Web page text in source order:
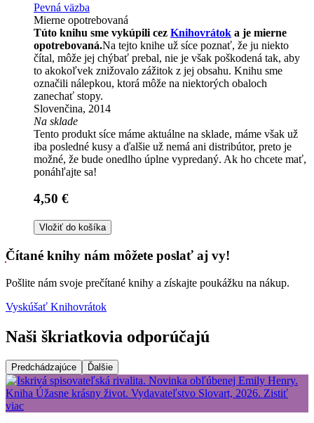
Pevná väzba
Mierne opotrebovaná
Túto knihu sme vykúpili cez Knihovrátok a je mierne
opotrebovaná.Na tejto knihe už síce poznať, že ju niekto
čítal, môže jej chýbať prebal, nie je však poškodená tak, aby
to akokoľvek znižovalo zážitok z jej obsahu. Knihu sme
označili nálepkou, ktorá môže na niektorých obaloch
zanechať stopy.
Slovenčina, 2014
Na sklade
Tento produkt síce máme aktuálne na sklade, máme však už
iba posledné kusy a ďalšie už nemá ani distribútor, preto je
možné, že bude onedlho úplne vypredaný. Ak ho chcete mať,
ponáhľajte sa!
4,50 €
Vložiť do košíka
Čítané knihy nám môžete poslať aj vy!
Pošlite nám svoje prečítané knihy a získajte poukážku na nákup.
Vyskúšať Knihovrátok
Naši škriatkovia odporúčajú
Predchádzajúce Ďalšie